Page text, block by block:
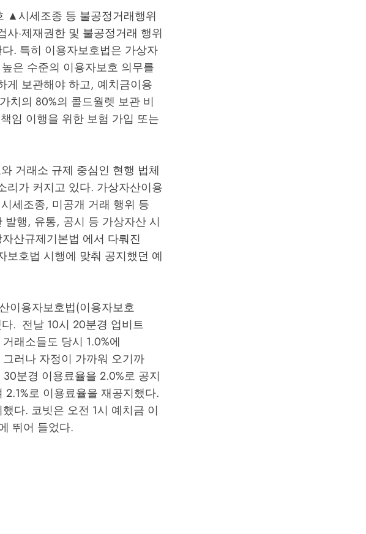
▲시세조종 등 불공정거래행위
·제재권한 및 불공정거래 행위
. 특히 이용자보호법은 가상자
은 수준의 이용자보호 의무를
게 보관해야 하고, 예치금이용
치의 80%의 콜드월렛 보관 비
임 이행을 위한 보험 가입 또는
거래소 규제 중심인 현행 법체
가 커지고 있다. 가상자산이용
세조종, 미공개 거래 행위 등
행, 유통, 공시 등 가상자산 시
산규제기본법 에서 다뤄진
보호법 시행에 맞춰 공지했던 예
이용자보호법(이용자보호
. 전날 10시 20분경 업비트
래소들도 당시 1.0%에
러나 자정이 가까워 오기까
분경 이용료율을 2.0%로 공지
로 이용료율을 재공지했다.
다. 코빗은 오전 1시 예치금 이
뛰어 들었다.